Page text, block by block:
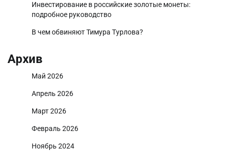
Инвестирование в российские золотые монеты:
подробное руководство
В чем обвиняют Тимура Турлова?
Архив
Май 2026
Апрель 2026
Март 2026
Февраль 2026
Ноябрь 2024